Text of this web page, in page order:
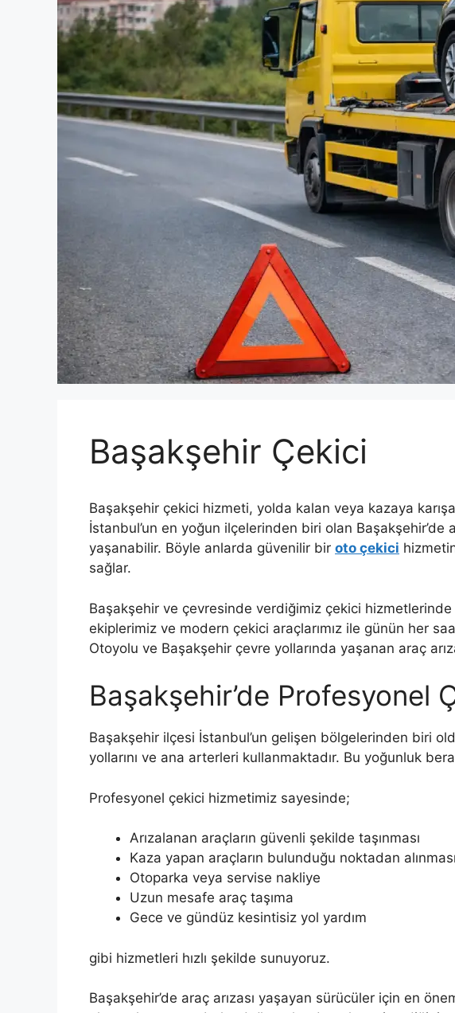
Başakşehir Çekici
Başakşehir çekici hizmeti, yolda kalan veya kazaya
İstanbul’un en yoğun ilçelerinden biri olan
yaşanabilir. Böyle anlarda güvenilir bir oto çekici
sağlar.
Başakşehir ve çevresinde verdiğimiz çekici hizmetlerinde
ekiplerimiz ve modern çekici araçlarımız ile günün her
Otoyolu ve Başakşehir çevre yollarında yaşanan araç
Başakşehir’de Profesyonel
Başakşehir ilçesi İstanbul’un gelişen bölgelerinden biri
yollarını ve ana arterleri kullanmaktadır. Bu yoğunluk
Profesyonel çekici hizmetimiz sayesinde;
Arızalanan araçların güvenli şekilde taşınması
Kaza yapan araçların bulunduğu noktadan alınması
Otoparka veya servise nakliye
Uzun mesafe araç taşıma
Gece ve gündüz kesintisiz yol yardım
gibi hizmetleri hızlı şekilde sunuyoruz.
Başakşehir’de araç arızası yaşayan sürücüler için en